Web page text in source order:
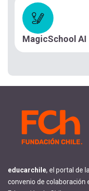
MagicSchool AI
educarchile, el portal de
convenio de colaboración